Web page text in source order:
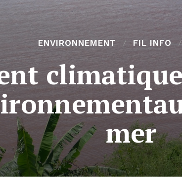
ENVIRONNEMENT FIL INFO
mer